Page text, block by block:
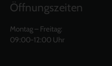
Öffnungszeiten
Montag – Freitag:
09:00-12:00 Uhr